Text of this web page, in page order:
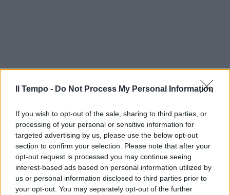
Il Tempo - Do Not Process My Personal Information
If you wish to opt-out of the sale, sharing to third parties, or
processing of your personal or sensitive information for
targeted advertising by us, please use the below opt-out
section to confirm your selection. Please note that after your
opt-out request is processed you may continue seeing
interest-based ads based on personal information utilized by
us or personal information disclosed to third parties prior to
your opt-out. You may separately opt-out of the further